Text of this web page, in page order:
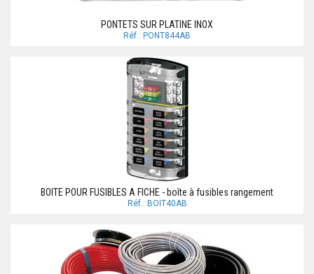
PONTETS SUR PLATINE INOX
Réf.: PONT844AB
BOITE POUR FUSIBLES A FICHE - boîte à fusibles rangement
Réf.: BOIT40AB